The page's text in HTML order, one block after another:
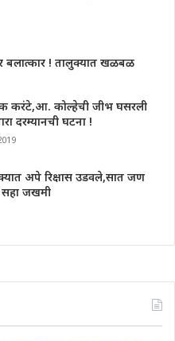
बलात्कार ! तालुक्यात खळबळ
करंटे,आ. कोल्हेची जीभ घसरली
दरम्यानची घटना !
अपे रिक्षास उडवले,सात जण
सहा जखमी